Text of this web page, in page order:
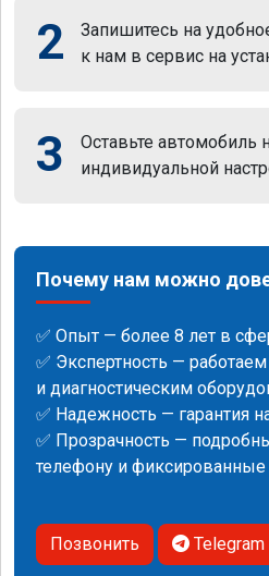
2
Запишитесь на
к нам в сервис на
3
Оставьте автомобиль
индивидуальной
Почему нам можно
✅ Опыт — более 8 лет в
✅ Экспертность —
и диагностическим
✅ Надежность — гарантия
✅ Прозрачность —
телефону и
Позвонить Telegram